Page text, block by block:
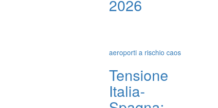
2026
aeroporti a rischio caos
Tensione
Italia-